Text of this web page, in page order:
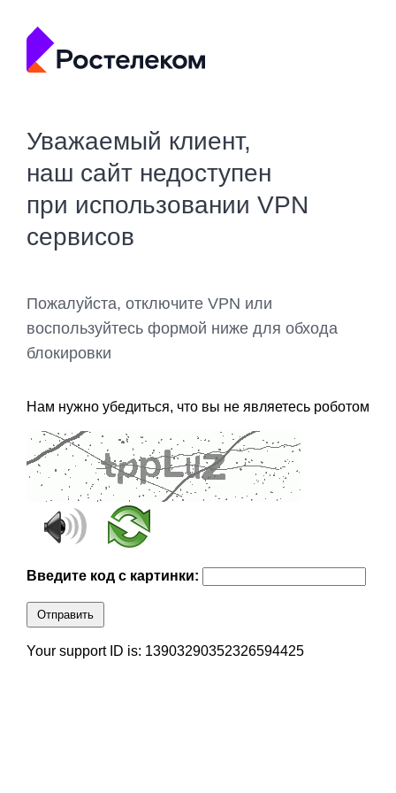
Уважаемый клиент,
наш сайт недоступен
при использовании VPN
сервисов
Пожалуйста, отключите VPN или
воспользуйтесь формой ниже для обхода
блокировки
Нам нужно убедиться, что вы не являетесь роботом
Введите код с картинки:
Отправить
Your support ID is: 13903290352326594425